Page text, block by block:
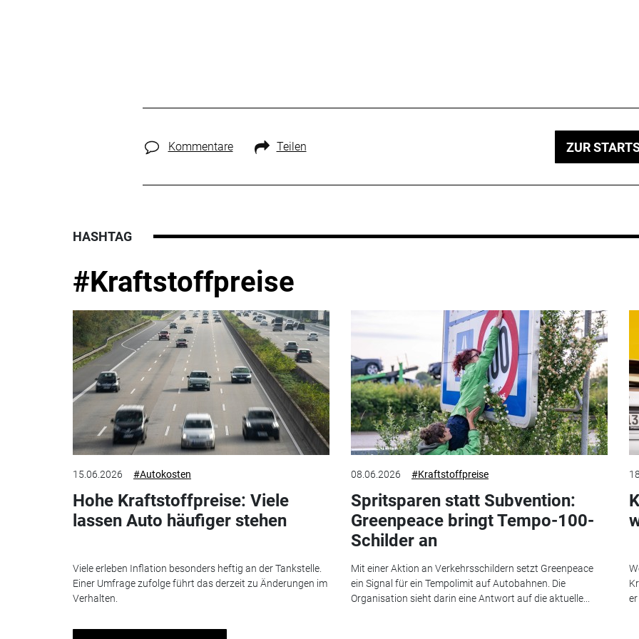
Kommentare Teilen ZUR
HASHTAG
#Kraftstoffpreise
15.06.2026 #Autokosten
Hohe Kraftstoffpreise: Viele
lassen Auto häufiger stehen
Viele erleben Inflation besonders heftig an der Tankstelle.
Einer Umfrage zufolge führt das derzeit zu Änderungen im
Verhalten.
08.06.2026 #Kraftstoffpreise
Spritsparen statt Subvention:
Greenpeace bringt Tempo-100-
Schilder an
Mit einer Aktion an Verkehrsschildern setzt Greenpeace
ein Signal für ein Tempolimit auf Autobahnen. Die
Organisation sieht darin eine Antwort auf die aktuelle...